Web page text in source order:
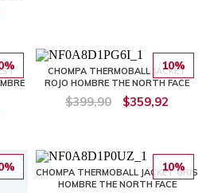
10%
CHOMPA THERMOBALL JACKET
ROJO HOMBRE THE NORTH FACE
$399,90 $359,92
10%
CHOMPA THERMOBALL JACKET GRIS
HOMBRE THE NORTH FACE